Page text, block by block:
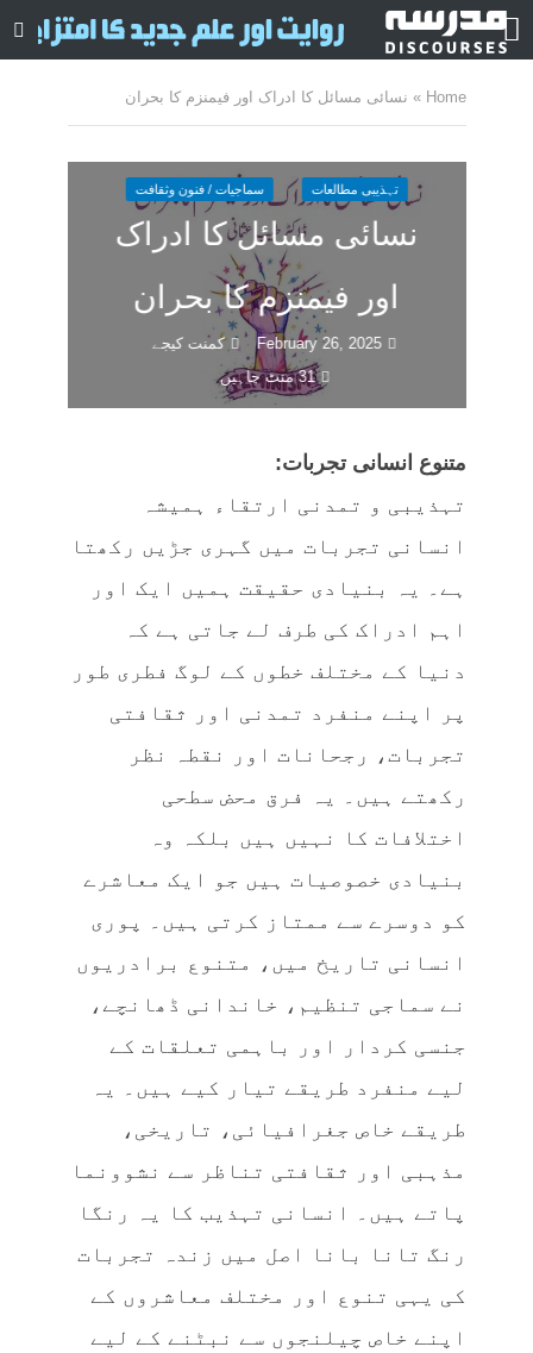
Home
» نسائی مسائل کا ادراک اور فیمنزم کا بحران
تہذیبی مطالعات سماجیات / فنون وثقافت
نسائی مسائل کا ادراک
اور فیمنزم کا بحران
February 26, 2025
کمنت کیجے
31 منٹ چاہیں
متنوع انسانی تجربات:
تہذیبی و تمدنی ارتقاء ہمیشہ
انسانی تجربات میں گہری جڑیں رکھتا
ہے۔ یہ بنیادی حقیقت ہمیں ایک اور
اہم ادراک کی طرف لے جاتی ہے کہ
دنیا کے مختلف خطوں کے لوگ فطری طور
پر اپنے منفرد تمدنی اور ثقافتی
تجربات، رجحانات اور نقطہ نظر
رکھتے ہیں۔ یہ فرق محض سطحی
اختلافات کا نہیں ہیں بلکہ وہ
بنیادی خصوصیات ہیں جو ایک معاشرے
کو دوسرے سے ممتاز کرتی ہیں۔ پوری
انسانی تاریخ میں، متنوع برادریوں
نے سماجی تنظیم، خاندانی ڈھانچے،
جنسی کردار اور باہمی تعلقات کے
لیے منفرد طریقے تیار کیے ہیں۔ یہ
طریقے خاص جغرافیائی، تاریخی،
مذہبی اور ثقافتی تناظر سے نشوونما
پاتے ہیں۔ انسانی تہذیب کا یہ رنگا
رنگ تانا بانا اصل میں زندہ تجربات
کی یہی تنوع اور مختلف معاشروں کے
اپنے خاص چیلنجوں سے نبٹنے کے لیے